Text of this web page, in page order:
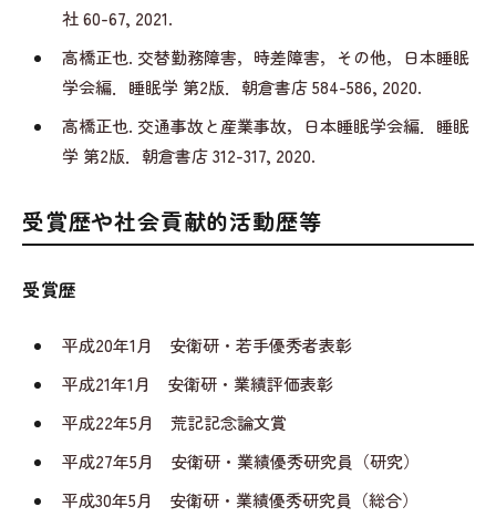
社 60-67, 2021.
高橋正也. 交替勤務障害，時差障害，その他，日本睡眠
学会編．睡眠学 第2版．朝倉書店 584-586, 2020.
高橋正也. 交通事故と産業事故，日本睡眠学会編．睡眠
学 第2版．朝倉書店 312-317, 2020.
受賞歴や社会貢献的活動歴等
受賞歴
平成20年1月 安衛研・若手優秀者表彰
平成21年1月 安衛研・業績評価表彰
平成22年5月 荒記記念論文賞
平成27年5月 安衛研・業績優秀研究員（研究）
平成30年5月 安衛研・業績優秀研究員（総合）